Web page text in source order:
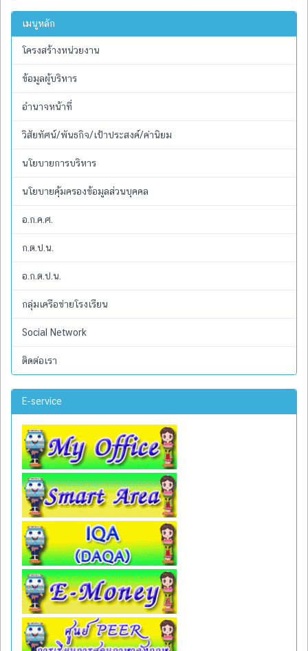
เมนูหลัก
โครงสร้างหน่วยงาน
ข้อมูลผู้บริหาร
อำนาจหน้าที่
วิสัยทัศน์/พันธกิจ/เป้าประสงค์/ค่านิยม
นโยบายการบริหาร
นโยบายคุ้มครองข้อมูลส่วนบุคคล
อ.ก.ค.ศ.
ก.ต.ป.น.
อ.ก.ต.ป.น.
กลุ่มเครือข่ายโรงเรียน
Social Network
ติดต่อเรา
E-service